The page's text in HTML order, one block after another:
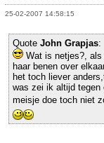
25-02-2007 14:58:15
Quote John Grapjas:
Wat is netjes?,
haar benen over
het toch liever
was zei ik altijd tegen
meisje doe toch niet